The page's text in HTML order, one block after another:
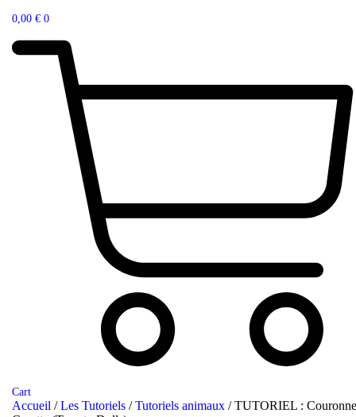
0,00 € 0
Cart
Accueil /Les Tutoriels /Tutoriels animaux / TUTORIEL : Couronne